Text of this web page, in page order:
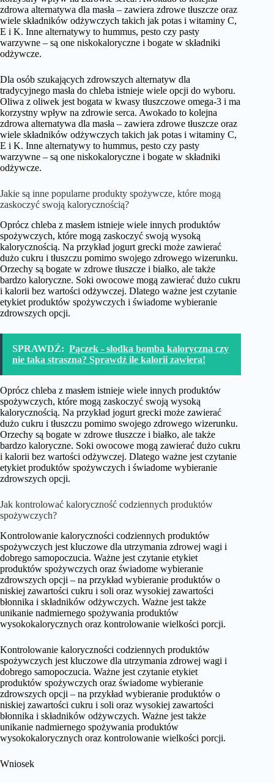
zdrowa alternatywa dla masła – zawiera zdrowe tłuszcze oraz
wiele składników odżywczych takich jak potas i witaminy C,
E i K. Inne alternatywy to hummus, pesto czy pasty
warzywne – są one niskokaloryczne i bogate w składniki
odżywcze.
Dla osób szukających zdrowszych alternatyw dla
tradycyjnego masła do chleba istnieje wiele opcji do wyboru.
Oliwa z oliwek jest bogata w kwasy tłuszczowe omega-3 i ma
korzystny wpływ na zdrowie serca. Awokado to kolejna
zdrowa alternatywa dla masła – zawiera zdrowe tłuszcze oraz
wiele składników odżywczych takich jak potas i witaminy C,
E i K. Inne alternatywy to hummus, pesto czy pasty
warzywne – są one niskokaloryczne i bogate w składniki
odżywcze.
Jakie są inne popularne produkty spożywcze, które mogą
zaskoczyć swoją kalorycznością?
Oprócz chleba z masłem istnieje wiele innych produktów
spożywczych, które mogą zaskoczyć swoją wysoką
kalorycznością. Na przykład jogurt grecki może zawierać
dużo cukru i tłuszczu pomimo swojego zdrowego wizerunku.
Orzechy są bogate w zdrowe tłuszcze i białko, ale także
bardzo kaloryczne. Soki owocowe mogą zawierać dużo cukru
i kalorii bez wartości odżywczej. Dlatego ważne jest czytanie
etykiet produktów spożywczych i świadome wybieranie
zdrowszych opcji.
SPRAWDŹ: Pączek - słodka bomba kaloryczna czy
nie taka straszna? Sprawdź ile kalorii zawiera!
Oprócz chleba z masłem istnieje wiele innych produktów
spożywczych, które mogą zaskoczyć swoją wysoką
kalorycznością. Na przykład jogurt grecki może zawierać
dużo cukru i tłuszczu pomimo swojego zdrowego wizerunku.
Orzechy są bogate w zdrowe tłuszcze i białko, ale także
bardzo kaloryczne. Soki owocowe mogą zawierać dużo cukru
i kalorii bez wartości odżywczej. Dlatego ważne jest czytanie
etykiet produktów spożywczych i świadome wybieranie
zdrowszych opcji.
Jak kontrolować kaloryczność codziennych produktów
spożywczych?
Kontrolowanie kaloryczności codziennych produktów
spożywczych jest kluczowe dla utrzymania zdrowej wagi i
dobrego samopoczucia. Ważne jest czytanie etykiet
produktów spożywczych oraz świadome wybieranie
zdrowszych opcji – na przykład wybieranie produktów o
niskiej zawartości cukru i soli oraz wysokiej zawartości
błonnika i składników odżywczych. Ważne jest także
unikanie nadmiernego spożywania produktów
wysokokalorycznych oraz kontrolowanie wielkości porcji.
Kontrolowanie kaloryczności codziennych produktów
spożywczych jest kluczowe dla utrzymania zdrowej wagi i
dobrego samopoczucia. Ważne jest czytanie etykiet
produktów spożywczych oraz świadome wybieranie
zdrowszych opcji – na przykład wybieranie produktów o
niskiej zawartości cukru i soli oraz wysokiej zawartości
błonnika i składników odżywczych. Ważne jest także
unikanie nadmiernego spożywania produktów
wysokokalorycznych oraz kontrolowanie wielkości porcji.
Wniosek